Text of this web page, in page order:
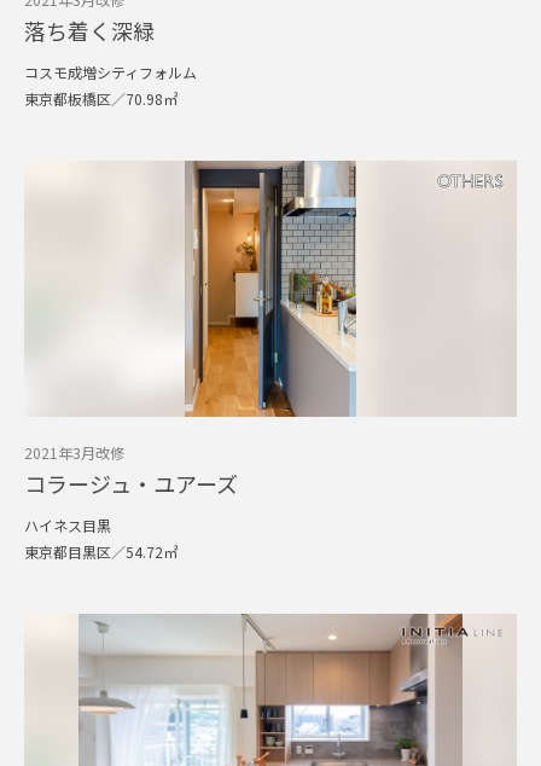
落ち着く深緑
コスモ成増シティフォルム
東京都板橋区／70.98㎡
2021年3月改修
コラージュ・ユアーズ
ハイネス目黒
東京都目黒区／54.72㎡